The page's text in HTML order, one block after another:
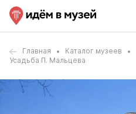
Главная Каталог музеев
Усадьба П. Мальцева